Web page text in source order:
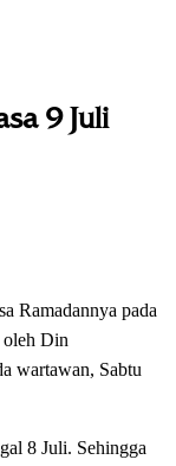
9 Juli
Ramadannya pada
oleh Din
wartawan, Sabtu
8 Juli. Sehingga